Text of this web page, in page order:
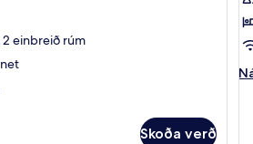
einbreið rúm
Skoða verð